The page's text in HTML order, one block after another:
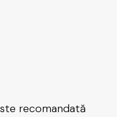
recomandată